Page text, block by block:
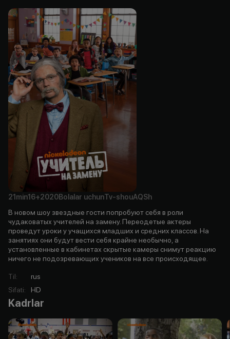
21min16+2020Bolalar uchunTv-shouAQSh
В новом шоу звездные гости попробуют себя в роли
чудаковатых учителей на замену. Переодетые актеры
проведут уроки у учащихся младших и средних классов. На
занятиях они будут вести себя крайне необычно, а
установленные в кабинетах скрытые камеры снимут реакцию
ничего не подозревающих учеников на все происходящее.
Til:
rus
Sifati: HD
Kadrlar